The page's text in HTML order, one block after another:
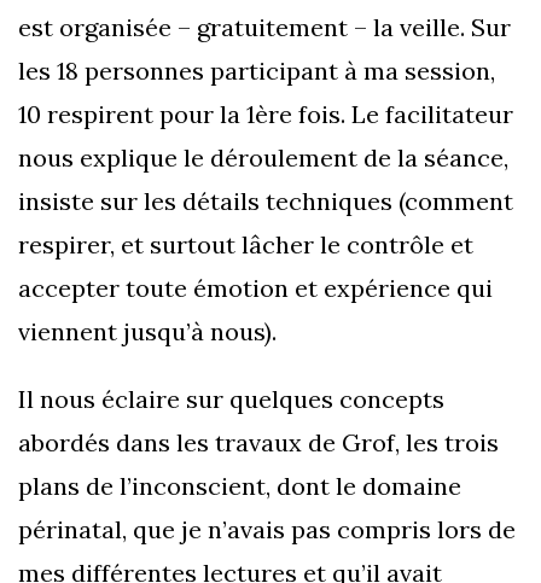
est organisée – gratuitement – la veille. Sur
les 18 personnes participant à ma session,
10 respirent pour la 1ère fois. Le facilitateur
nous explique le déroulement de la séance,
insiste sur les détails techniques (comment
respirer, et surtout lâcher le contrôle et
accepter toute émotion et expérience qui
viennent jusqu’à nous).
Il nous éclaire sur quelques concepts
abordés dans les travaux de Grof, les trois
plans de l’inconscient, dont le domaine
périnatal, que je n’avais pas compris lors de
mes différentes lectures et qu’il avait